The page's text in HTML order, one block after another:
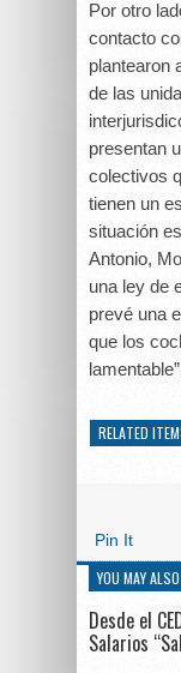
Por otro
contacto
plantearon
de las
presentan
colectivos
tienen un
situación
Antonio,
una ley de
prevé una
que los
RELATED
Pin It
YOU MAY ALSO
Desde el
Salarios